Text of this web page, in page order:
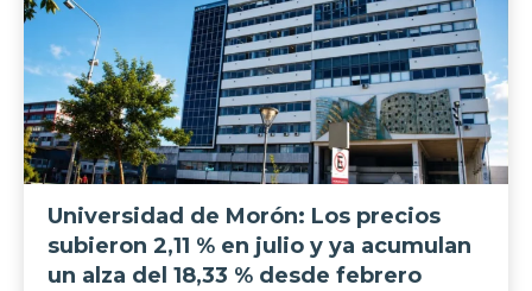
Universidad de Morón: Los precios
subieron 2,11 % en julio y ya acumulan
un alza del 18,33 % desde febrero